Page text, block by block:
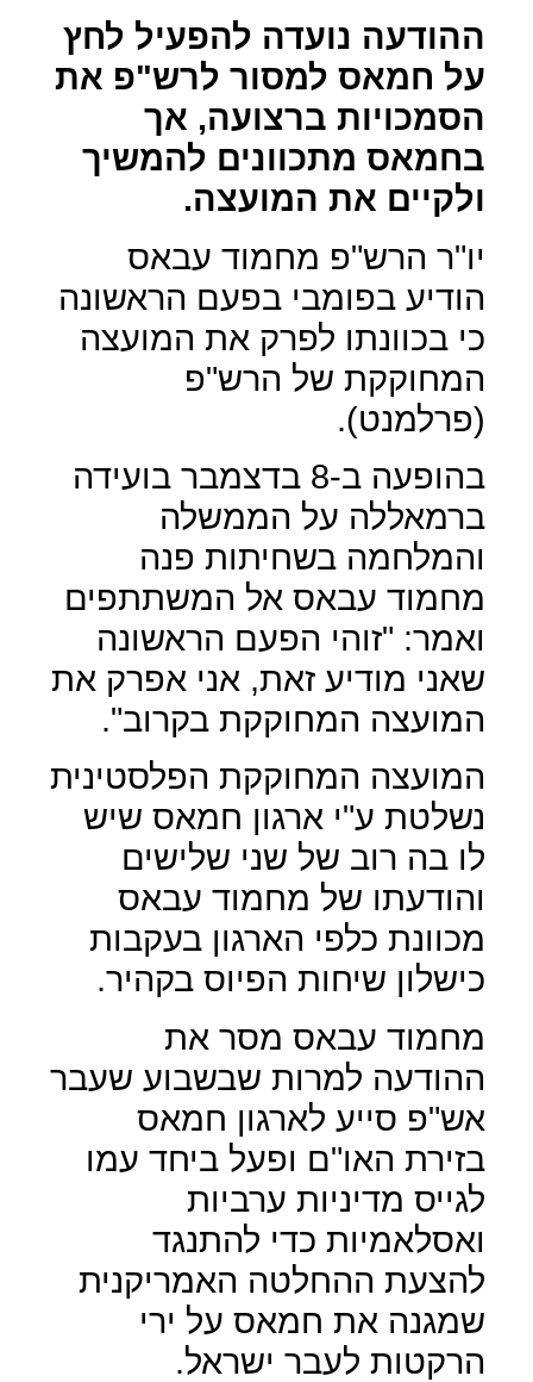
ההודעה נועדה להפעיל לחץ
על חמאס למסור לרש"פ את
הסמכויות ברצועה, אך
בחמאס מתכוונים להמשיך
ולקיים את המועצה.
יו"ר הרש"פ מחמוד עבאס
הודיע בפומבי בפעם הראשונה
כי בכוונתו לפרק את המועצה
המחוקקת של הרש"פ
(פרלמנט).
בהופעה ב-8 בדצמבר בועידה
ברמאללה על הממשלה
והמלחמה בשחיתות פנה
מחמוד עבאס אל המשתתפים
ואמר: "זוהי הפעם הראשונה
שאני מודיע זאת, אני אפרק את
המועצה המחוקקת בקרוב".
המועצה המחוקקת הפלסטינית
נשלטת ע"י ארגון חמאס שיש
לו בה רוב של שני שלישים
והודעתו של מחמוד עבאס
מכוונת כלפי הארגון בעקבות
כישלון שיחות הפיוס בקהיר.
מחמוד עבאס מסר את
ההודעה למרות שבשבוע שעבר
אש"פ סייע לארגון חמאס
בזירת האו"ם ופעל ביחד עמו
לגייס מדיניות ערביות
ואסלאמיות כדי להתנגד
להצעת ההחלטה האמריקנית
שמגנה את חמאס על ירי
הרקטות לעבר ישראל.